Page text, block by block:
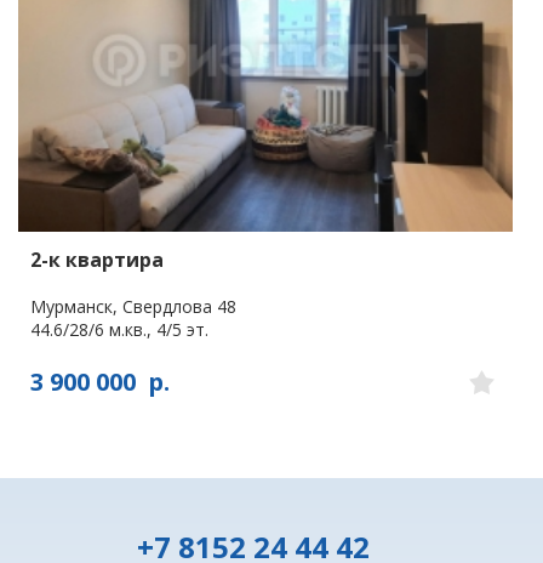
2-к квартира
Мурманск, Свердлова 48
44.6/28/6 м.кв., 4/5 эт.
3 900 000 р.
+7 8152 24 44 42